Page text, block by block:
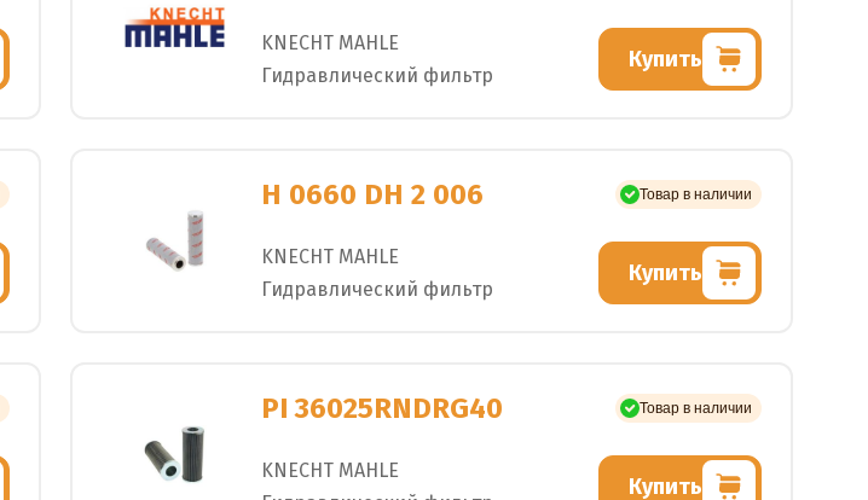
KNECHT MAHLE
Гидравлический фильтр
Купить
H 0660 DH 2 006 Товар в наличии
KNECHT MAHLE
Гидравлический фильтр
Купить
PI 36025RNDRG40 Товар в наличии
KNECHT MAHLE
Купить